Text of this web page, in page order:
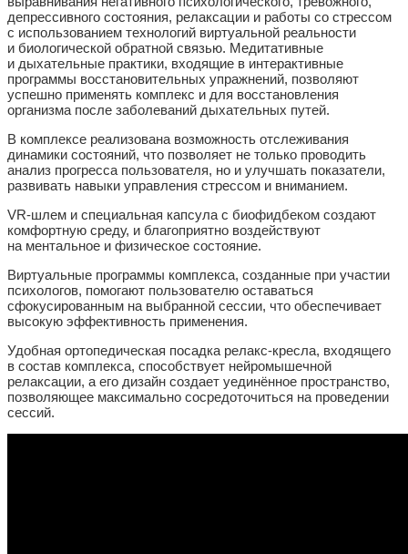
депрессивного состояния, релаксации и работы со стрессом
с использованием технологий виртуальной реальности
и биологической обратной связью. Медитативные
и дыхательные практики, входящие в интерактивные
программы восстановительных упражнений, позволяют
успешно применять комплекс и для восстановления
организма после заболеваний дыхательных путей.
В комплексе реализована возможность отслеживания
динамики состояний, что позволяет не только проводить
анализ прогресса пользователя, но и улучшать показатели,
развивать навыки управления стрессом и вниманием.
VR-шлем и специальная капсула с биофидбеком создают
комфортную среду, и благоприятно воздействуют
на ментальное и физическое состояние.
Виртуальные программы комплекса, созданные при участии
психологов, помогают пользователю оставаться
сфокусированным на выбранной сессии, что обеспечивает
высокую эффективность применения.
Удобная ортопедическая посадка релакс-кресла, входящего
в состав комплекса, способствует нейромышечной
релаксации, а его дизайн создает уединённое пространство,
позволяющее максимально сосредоточиться на проведении
сессий.